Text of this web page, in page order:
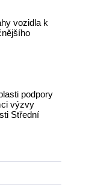
vozidla k
podpory
výzvy
Střední